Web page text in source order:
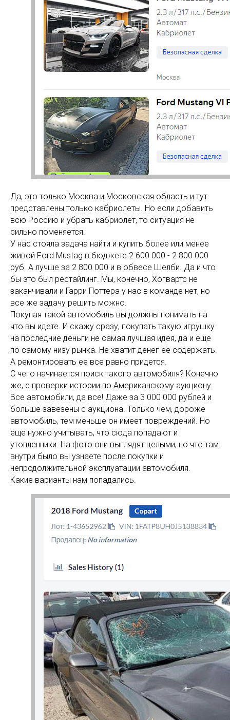
Да, это только Москва и Московская область и тут
представлены только кабриолеты. Но если добавить
всю Россию и убрать кабриолет, то ситуация не
сильно поменяется.
У нас стояла задача найти и купить более или менее
живой Ford Mustag в бюджете 2 600 000 - 2 800 000
руб. А лучше за 2 800 000 и в обвесе Шелби. Да и что
бы это был рестайлинг. Мы, конечно, Хогвартс не
заканчивали и Гарри Поттера у нас в команде нет, но
все же задачу решить можно.
Покупая такой автомобиль вы должны понимать на
что вы идете. И скажу сразу, покупать такую игрушку
на последние деньги не самая лучшая идея, да и еще
по самому низу рынка. Не хватит денег ее содержать.
А ремонтировать ее все равно придется.
С чего начинается поиск такого автомобиля? Конечно
же, с проверки истории по Американскому аукциону.
Все автомобили, да все! Даже за 3 000 000 рублей и
больше завезены с аукциона. Только чем, дороже
автомобиль, тем меньше он имеет повреждений. Но
еще нужно учитывать, что сюда попадают и
утопленники. На фото они выглядят целыми, но что там
внутри было вы узнаете после покупки и
непродолжительной эксплуатации автомобиля.
Какие варианты нам попадались.